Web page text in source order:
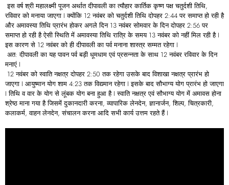
इस वर्ष श्री महालक्ष्मी पूजन अर्थात दीपावली का त्यौहार कार्तिक कृष्ण पक्ष चतुर्दशी तिथि,
रविवार को मनाया जाएगा I क्योंकि 12 नवंबर को चतुर्दशी तिथि दोपहर 2:44 पर समाप्त हो रही है
और अमावस्या तिथि प्रारंभ होकर अगले दिन 13 नवंबर सोमवार के दिन दोपहर 2:56 पर
समाप्त हो रही है ऐसी स्थिति में अमावस्या तिथि रात्रि के समय 13 नवंबर को नहीं मिल रही है I
इस कारण से 12 नवंबर को ही दीपावली का पर्व मनाना शास्त्र सम्मत रहेगा I
अत: दीपावली का यह पावन पर्व बड़ी धूमधाम एवं प्रसन्नता के साथ 12 नवंबर रविवार के दिन
मनाएं I
12 नवंबर को स्वाति नक्षत्र दोपहर 2:50 तक रहेगा उसके बाद विशाखा नक्षत्र प्रारंभ हो
जाएगा I आयुष्मान योग शाम 4:23 तक विद्यमान रहेगा I इसके बाद सौभाग्य योग प्रारंभ हो जाएगा
I तिथि व वार के योग से लूंबक योग बना हुआ है I स्वाति नक्षत्र एवं सौभाग्य योग में अमावस होना
श्रेष्ठ माना गया है जिसमें दुकानदारी करना, व्यापारिक लेनदेन, ज्ञानार्जन, शिल्प, चित्रकारी,
कलाकर्म, वाहन लेनदेन, संचालन करना आदि सभी कार्य उत्तम रहते हैं I